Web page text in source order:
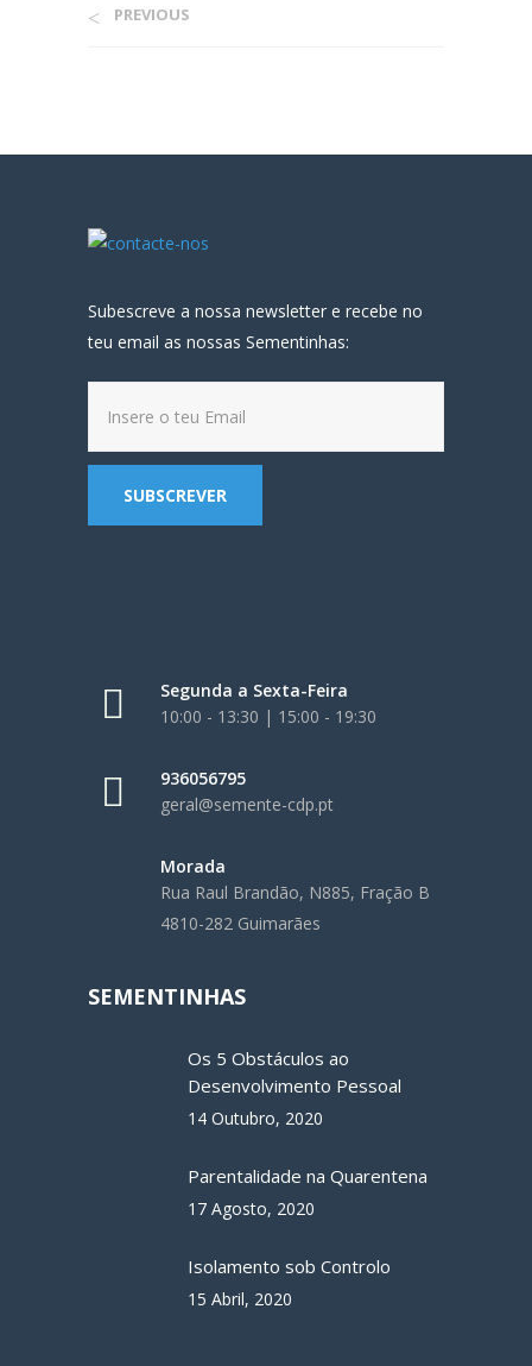
PREVIOUS
Subescreve a nossa newsletter e recebe no
teu email as nossas Sementinhas:
Segunda a Sexta-Feira
10:00 - 13:30 | 15:00 - 19:30
936056795
geral@semente-cdp.pt
Morada
Rua Raul Brandão, N885, Fração B
4810-282 Guimarães
SEMENTINHAS
Os 5 Obstáculos ao
Desenvolvimento Pessoal
14 Outubro, 2020
Parentalidade na Quarentena
17 Agosto, 2020
Isolamento sob Controlo
15 Abril, 2020